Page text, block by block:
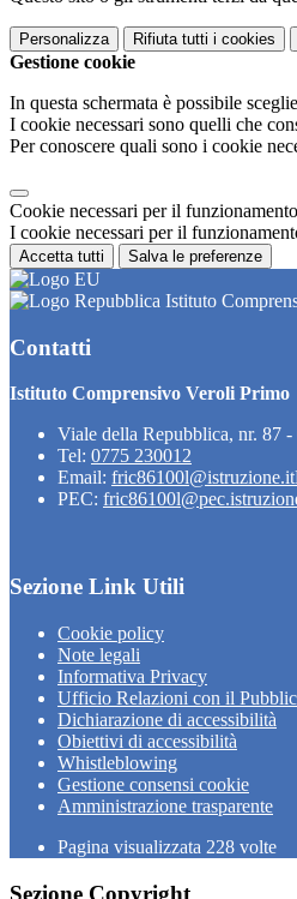
Personalizza Rifiuta tutti i cookies
Gestione cookie
In questa schermata è possibile
I cookie necessari sono quelli che
Per conoscere quali sono i cookie
Cookie necessari per il funzionamento
I cookie necessari per il
Accetta tutti Salva le preferenze
Istituto
Contatti
Istituto Comprensivo Veroli Primo
Viale della Repubblica, nr. 87
Tel: 0775 230012
Email: fric86100l@istruzione.it
PEC:
Sezione Link Utili
Cookie policy
Note legali
Informativa Privacy
Ufficio Relazioni con il
Dichiarazione di accessibilità
Obiettivi di accessibilità
Whistleblowing
Gestione consensi cookie
Amministrazione trasparente
Pagina visualizzata 228 volte
Sezione Copyright